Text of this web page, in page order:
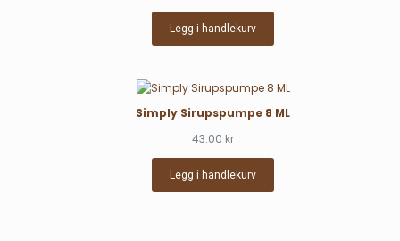
av 5 basert
Legg i handlekurv
Simply Sirupspumpe 8 ML
43.00 kr
Legg i handlekurv